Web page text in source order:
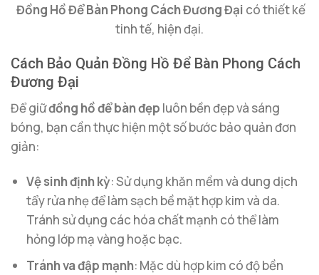
Đồng Hồ Để Bàn Phong Cách Đương Đại có thiết kế
tinh tế, hiện đại.
Cách Bảo Quản Đồng Hồ Để Bàn Phong Cách
Đương Đại
Để giữđồng hồ để bàn đẹp luôn bền đẹp và sáng
bóng, bạn cần thực hiện một số bước bảo quản đơn
giản:
Vệ sinh định kỳ: Sử dụng khăn mềm và dung dịch
tẩy rửa nhẹ để làm sạch bề mặt hợp kim và da.
Tránh sử dụng các hóa chất mạnh có thể làm
hỏng lớp mạ vàng hoặc bạc.
Tránh va đập mạnh: Mặc dù hợp kim có độ bền